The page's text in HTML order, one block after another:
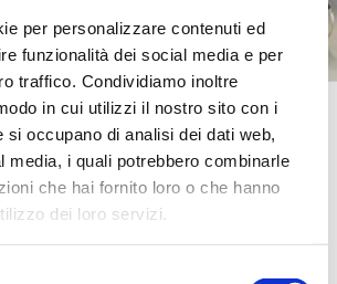
per personalizzare contenuti ed
funzionalità dei social media e per
traffico. Condividiamo inoltre
in cui utilizzi il nostro sito con i
si occupano di analisi dei dati web,
media, i quali potrebbero combinarle
che hai fornito loro o che hanno
dei loro servizi.
il cervello?
un cervello in cartoncino cercando di